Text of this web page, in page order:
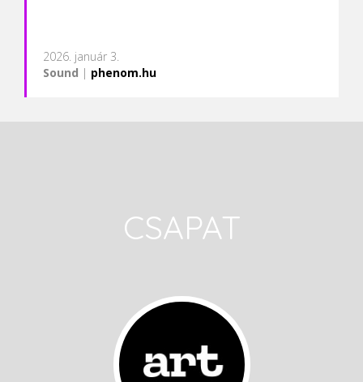
2026. január 3.
Sound | phenom.hu
CSAPAT